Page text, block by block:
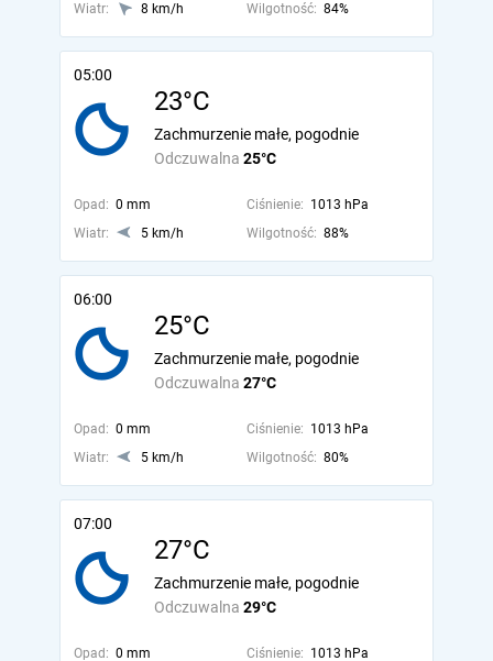
Wiatr:
8 km/h Wilgotność: 84%
05:00
23°C
Odczuwalna 25°C
Zachmurzenie małe, pogodnie
Opad: 0 mm Ciśnienie: 1013 hPa
Wiatr:
5 km/h Wilgotność: 88%
06:00
25°C
Odczuwalna 27°C
Zachmurzenie małe, pogodnie
Opad: 0 mm Ciśnienie: 1013 hPa
Wiatr:
5 km/h Wilgotność: 80%
07:00
27°C
Odczuwalna 29°C
Zachmurzenie małe, pogodnie
Opad: 0 mm Ciśnienie: 1013 hPa